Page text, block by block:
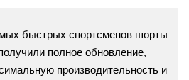
быстрых спортсменов шорты
полное обновление,
производительность и